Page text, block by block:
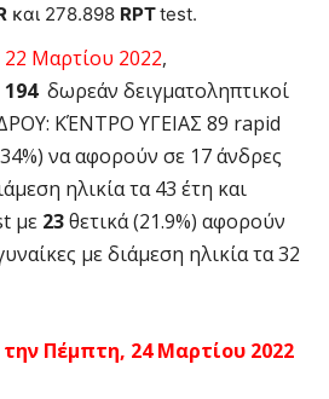
και 278.898 RPTtest.
Μαρτίου 2022,
194 δωρεάν δειγματοληπτικοί
ΚΈΝΤΡΟ ΥΓΕΙΑΣ 89 rapid
να αφορούν σε 17 άνδρες
ηλικία τα 43 έτη και
με 23θετικά (21.9%) αφορούν
με διάμεση ηλικία τα 32
την Πέμπτη, 24 Μαρτίου 2022